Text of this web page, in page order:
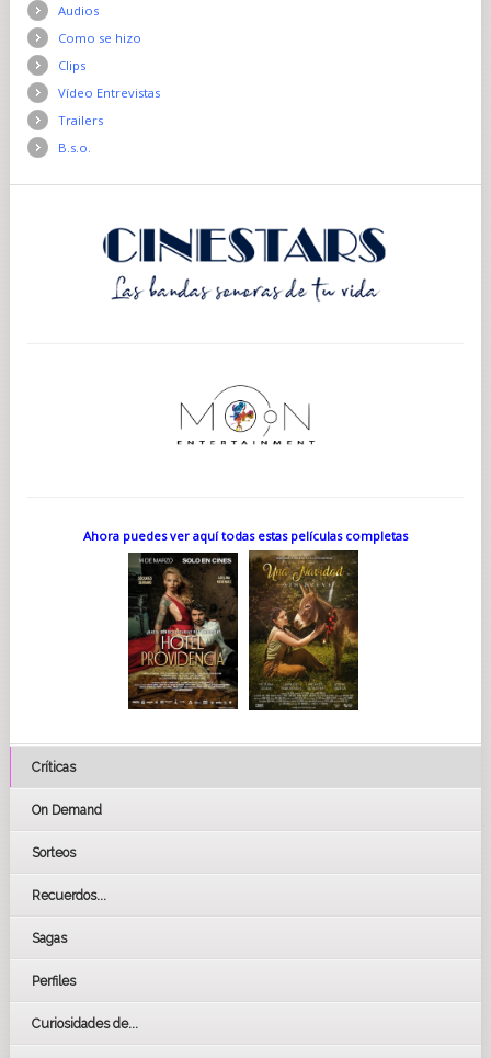
Audios
Como se hizo
Clips
Vídeo Entrevistas
Trailers
B.s.o.
Ahora puedes ver aquí todas estas películas completas
Críticas
On Demand
Sorteos
Recuerdos...
Sagas
Perfiles
Curiosidades de...